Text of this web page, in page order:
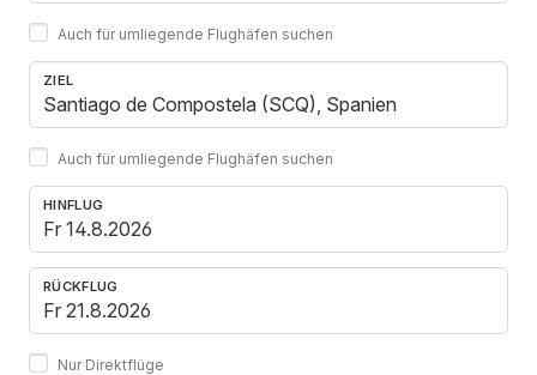
Auch für umliegende Flughäfen suchen
ZIEL
Auch für umliegende Flughäfen suchen
HINFLUG
RÜCKFLUG
Nur Direktflüge